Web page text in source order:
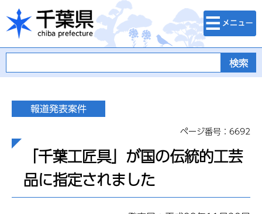
千葉県
検索・メニュ
ー
ページ番号：6692
「千葉工匠具」が国の伝統的工芸
品に指定されました